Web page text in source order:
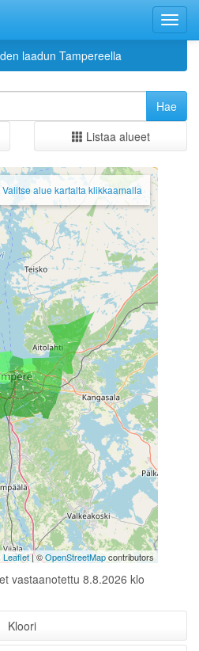
Menu
laadun Tampereella
Listaa alueet
Valitse alue kartalta klikkaamalla
Leaflet| ©OpenStreetMapcontributors
vastaanotettu 8.8.2026 klo
Kloori